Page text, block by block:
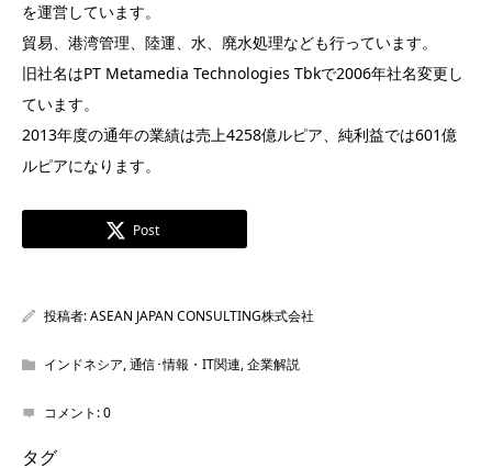
を運営しています。
貿易、港湾管理、陸運、水、廃水処理なども行っています。
旧社名はPT Metamedia Technologies Tbkで2006年社名変更し
ています。
2013年度の通年の業績は売上4258億ルピア、純利益では601億
ルピアになります。
Post
投稿者:ASEAN JAPAN CONSULTING株式会社
インドネシア,通信･情報・IT関連,企業解説
コメント:0
タグ